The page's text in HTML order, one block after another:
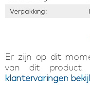
Verpakking:
Er zijn op dit
van dit
klantervaringen